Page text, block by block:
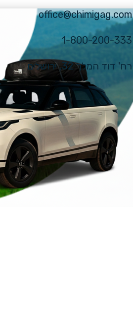
office@chimigag.com
1-800-200-333
רח' דוד המלך 32, ירושלים